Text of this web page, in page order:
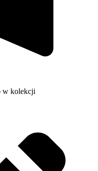
w kolekcji